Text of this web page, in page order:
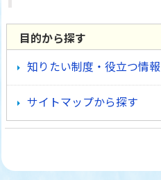
目的から探す
知りたい制度・役立つ情報
サイトマップから探す